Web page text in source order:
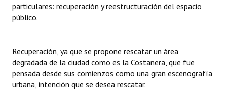
Resoluciones de Presidencia
Antiguos Pobladores
Noticias Destacadas
particulares: recuperación y reestructuración del espacio
público.
Recuperación, ya que se propone rescatar un área
degradada de la ciudad como es la Costanera, que fue
pensada desde sus comienzos como una gran escenografía
urbana, intención que se desea rescatar.